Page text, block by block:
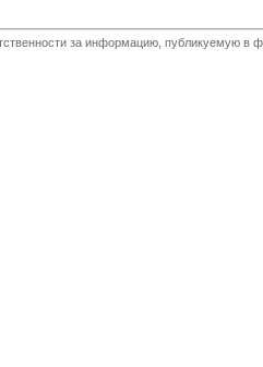
за информацию, публикуемую